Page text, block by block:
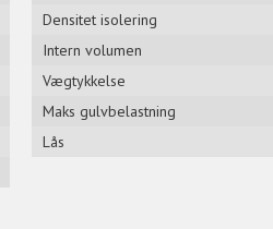
Densitet isolering
Intern volumen
Vægtykkelse
Maks gulvbelastning
Lås